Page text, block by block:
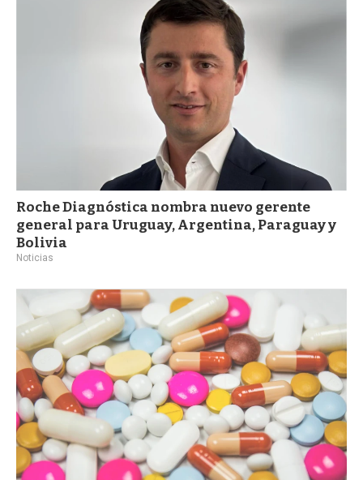
Roche Diagnóstica nombra nuevo gerente
general para Uruguay, Argentina, Paraguay y
Bolivia
Noticias